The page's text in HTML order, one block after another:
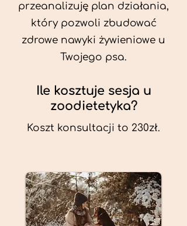
przeanalizuję plan działania,
który pozwoli zbudować
zdrowe nawyki żywieniowe u
Twojego psa.
Ile kosztuje sesja u
zoodietetyka?
Koszt konsultacji to 230zł.